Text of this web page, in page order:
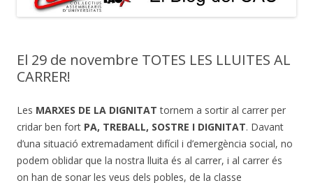
El 29 de novembre TOTES LES LLUITES AL
CARRER!
Les MARXES DE LA DIGNITATtornem a sortir al carrer per
cridar ben fort PA, TREBALL, SOSTRE I DIGNITAT. Davant
d’una situació extremadament difícil i d’emergència social, no
podem oblidar que la nostra lluita és al carrer, i al carrer és
on han de sonar les veus dels pobles, de la classe